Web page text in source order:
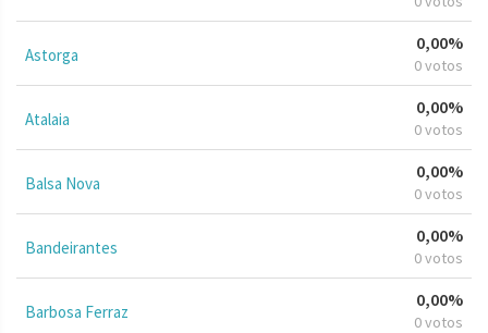
Astorga
0,00%
0 votos
Atalaia
0,00%
0 votos
Balsa Nova
0,00%
0 votos
Bandeirantes
0,00%
0 votos
Barbosa Ferraz
0,00%
0 votos